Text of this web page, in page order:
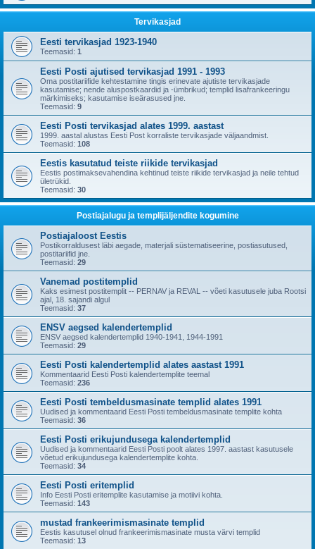
Tervikasjad
Eesti tervikasjad 1923-1940
Teemasid: 1
Eesti Posti ajutised tervikasjad 1991 - 1993
Oma postitariifide kehtestamine tingis erinevate ajutiste tervikasjade
kasutamise; nende aluspostkaardid ja -ümbrikud; templid lisafrankeeringu
märkimiseks; kasutamise iseärasused jne.
Teemasid: 9
Eesti Posti tervikasjad alates 1999. aastast
1999. aastal alustas Eesti Post korraliste tervikasjade väljaandmist.
Teemasid: 108
Eestis kasutatud teiste riikide tervikasjad
Eestis postimaksevahendina kehtinud teiste riikide tervikasjad ja neile tehtud
ületrükid.
Teemasid: 30
Postiajalugu ja templijäljendite kogumine
Postiajaloost Eestis
Postikorraldusest läbi aegade, materjali süstematiseerine, postiasutused,
postitariifid jne.
Teemasid: 29
Vanemad postitemplid
Kaks esimest postitemplit -- PERNAV ja REVAL -- võeti kasutusele juba Rootsi
ajal, 18. sajandi algul
Teemasid: 37
ENSV aegsed kalendertemplid
ENSV aegsed kalendertemplid 1940-1941, 1944-1991
Teemasid: 29
Eesti Posti kalendertemplid alates aastast 1991
Kommentaarid Eesti Posti kalendertemplite teemal
Teemasid: 236
Eesti Posti tembeldusmasinate templid alates 1991
Uudised ja kommentaarid Eesti Posti tembeldusmasinate templite kohta
Teemasid: 36
Eesti Posti erikujundusega kalendertemplid
Uudised ja kommentaarid Eesti Posti poolt alates 1997. aastast kasutusele
võetud erikujundusega kalendertemplite kohta.
Teemasid: 34
Eesti Posti eritemplid
Info Eesti Posti eritemplite kasutamise ja motiivi kohta.
Teemasid: 143
mustad frankeerimismasinate templid
Eestis kasutusel olnud frankeerimismasinate musta värvi templid
Teemasid: 13